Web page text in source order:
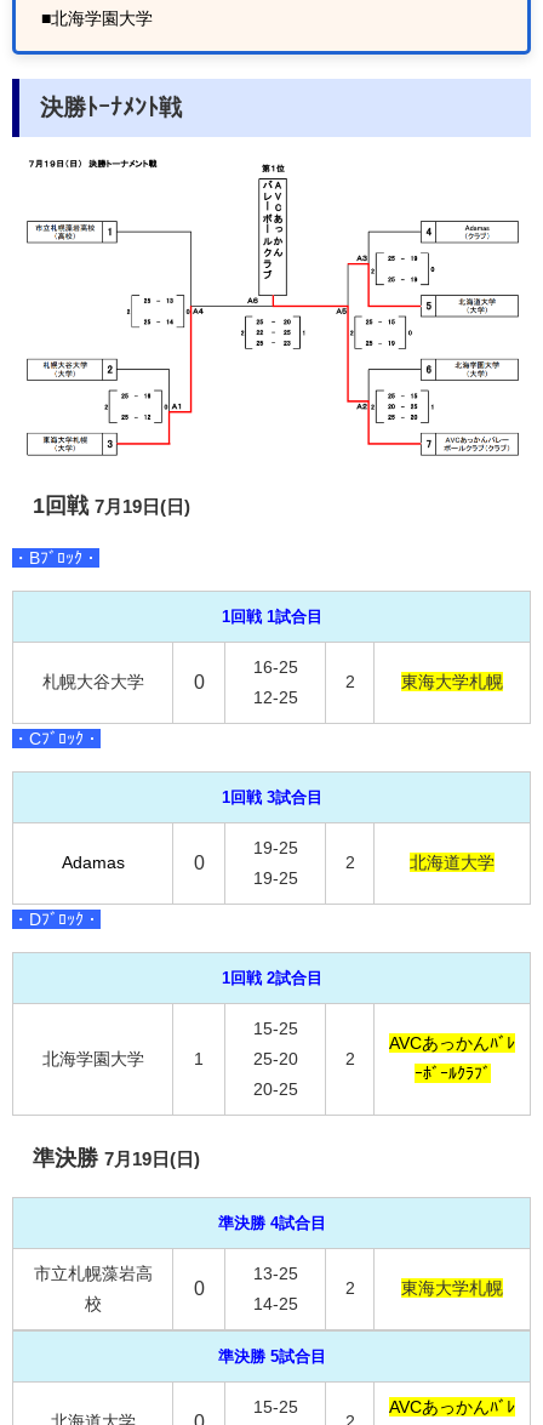
■北海学園大学
決勝ﾄｰﾅﾒﾝﾄ戦
1回戦 7月19日(日)
・Bﾌﾞﾛｯｸ・
1回戦 1試合目
札幌大谷大学 0
16-25
12-25
2 東海大学札幌
・Cﾌﾞﾛｯｸ・
1回戦 3試合目
Adamas 0
19-25
19-25
2 北海道大学
・Dﾌﾞﾛｯｸ・
1回戦 2試合目
北海学園大学 1
15-25
25-20
20-25
2
AVCあっかんﾊﾞﾚ
ｰﾎﾞｰﾙｸﾗﾌﾞ
準決勝 7月19日(日)
準決勝 4試合目
市立札幌藻岩高
校
0
13-25
14-25
2 東海大学札幌
準決勝 5試合目
北海道大学
15-25
2
AVCあっかんﾊﾞﾚ